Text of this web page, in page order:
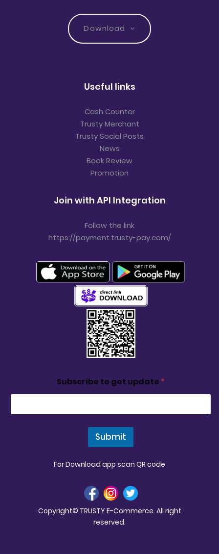
Download
Useful links
Cash Counter
Trusty Merchant
Trusty Social Posts
News
Book Review
Promotion
Join with API Integration
Follow the link
https://payment.trusty-pay.com/
Subscribe to get update *
Submit
For Download app scan QR code
Copyright© TRUSTY E-Commerce. All right
reserved.